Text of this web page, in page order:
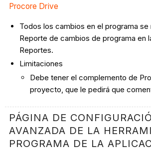
Procore Drive
Todos los cambios en el programa se
Reporte de cambios de programa en
Reportes.
Limitaciones
Debe tener el complemento de
proyecto, que le pedirá que
PÁGINA DE
AVANZADA DE LA
PROGRAMA DE LA